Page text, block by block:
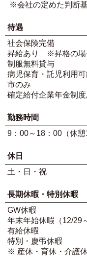
※会社の定めた判断
待遇
社会保険完備
昇給あり ※昇格の場
制服無料貸与
病児保育・託児利用
市のみ
確定給付企業年金制
勤務時間
9：00～18：00（休憩
休日
土・日・祝
長期休暇・特別休暇
GW休暇
年末年始休暇（12/29
有給休暇
特別・慶弔休暇
※ 産休・育休・介護